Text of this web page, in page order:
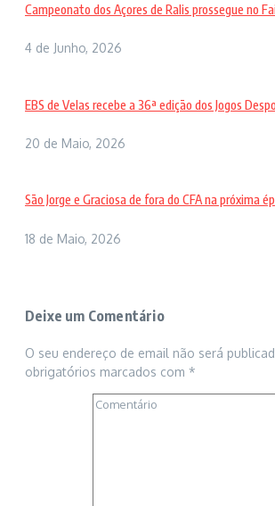
Campeonato dos Açores de Ralis prossegue no
4 de Junho, 2026
EBS de Velas recebe a 36ª edição dos Jogos
20 de Maio, 2026
São Jorge e Graciosa de fora do CFA na próxima
18 de Maio, 2026
Deixe um Comentário
O seu endereço de email não será
obrigatórios marcados com *